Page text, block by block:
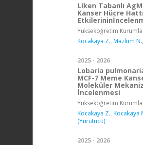
Liken Tabanlı
Kanser Hücre
Yükseköğretim
Kocakaya Z., Mazlum N.,
2025 - 2026
Lobaria
MCF-7 Meme
Moleküler
İncelenmesi
Yükseköğretim
Kocakaya Z., Kocakaya
(Yürütücü)
2025 - 2026